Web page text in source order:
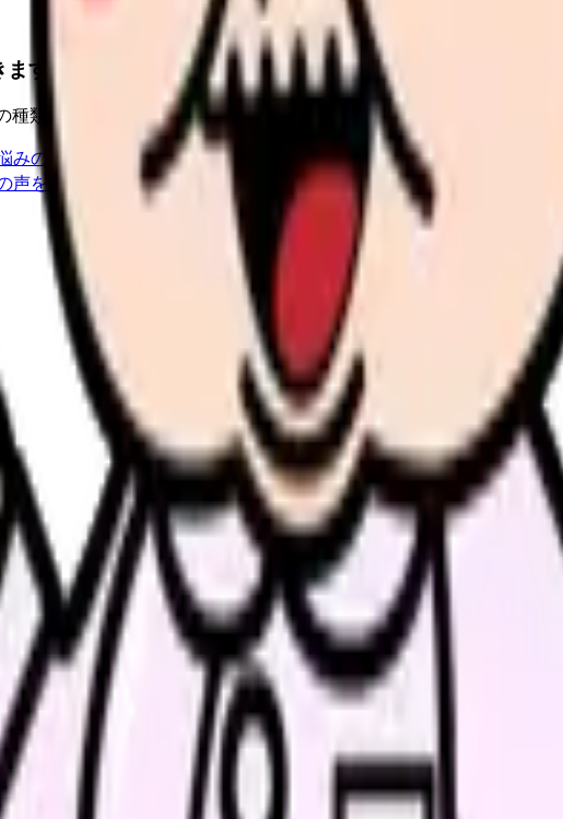
す。
類と続いている期間から、次に見るべき記事と相談先を出します。
みの種類と次の一歩を整理します。 進む 給料コンパスで比較する
声を読んで、今の職場だけの問題か確かめられます。進む